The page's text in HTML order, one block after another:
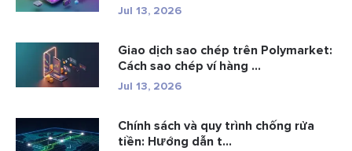
Jul 13, 2026
Giao dịch sao chép trên Polymarket:
Cách sao chép ví hàng ...
Jul 13, 2026
Chính sách và quy trình chống rửa
tiền: Hướng dẫn t...